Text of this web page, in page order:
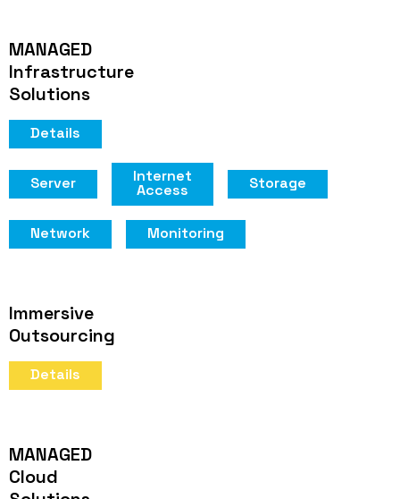
MANAGED
Infrastructure
Solutions
Details
Server Internet
Access Storage
Network Monitoring
Immersive
Outsourcing
Details
MANAGED
Cloud